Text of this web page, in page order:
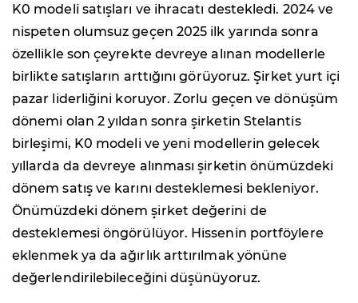
K0 modeli satışları ve ihracatı destekledi. 2024 ve
nispeten olumsuz geçen 2025 ilk yarında sonra
özellikle son çeyrekte devreye alınan modellerle
birlikte satışların arttığını görüyoruz. Şirket yurt içi
pazar liderliğini koruyor. Zorlu geçen ve dönüşüm
dönemi olan 2 yıldan sonra şirketin Stelantis
birleşimi, K0 modeli ve yeni modellerin gelecek
yıllarda da devreye alınması şirketin önümüzdeki
dönem satış ve karını desteklemesi bekleniyor.
Önümüzdeki dönem şirket değerini de
desteklemesi öngörülüyor. Hissenin portföylere
eklenmek ya da ağırlık arttırılmak yönüne
değerlendirilebileceğini düşünüyoruz.